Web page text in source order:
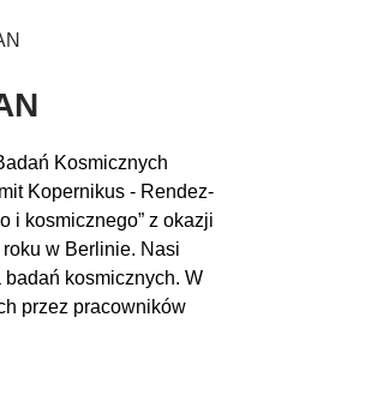
Kosmicznych
Kopernikus - Rendez-
i kosmicznego” z okazji
w Berlinie. Nasi
kosmicznych. W
przez pracowników